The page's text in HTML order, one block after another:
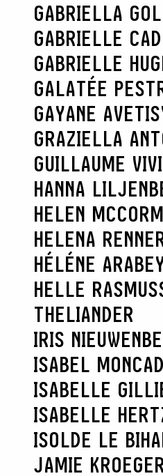
GABRIELLA
GABRIELLE
GABRIELLE
GALATÉE
GAYANE
GRAZIELLA
GUILLAUME
HANNA
HELEN
HELENA
HÉLÉNE
HELLE
THELIANDER
IRIS
ISABEL
ISABELLE
ISABELLE
ISOLDE LE
JAMIE KROEGER